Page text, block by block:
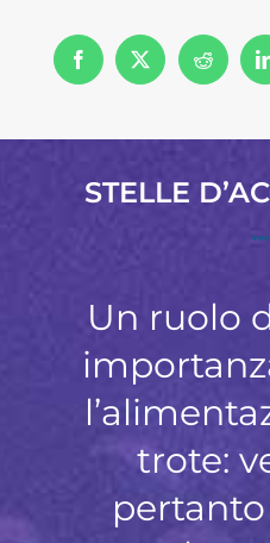
STELLE
Un ruolo
trote: